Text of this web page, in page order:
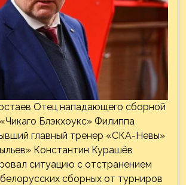
Отец нападающего сборной
Блэкхоукс» Филиппа
главный тренер «СКА-Невы»
Константин Курашёв
ситуацию с отстранением
сборных от турниров